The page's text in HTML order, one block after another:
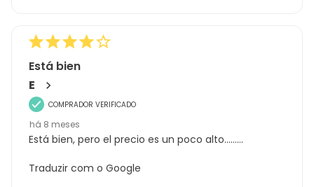
Está bien
E
COMPRADOR VERIFICADO
há 8 meses
Está bien, pero el precio es un poco alto.........
Traduzir com o Google